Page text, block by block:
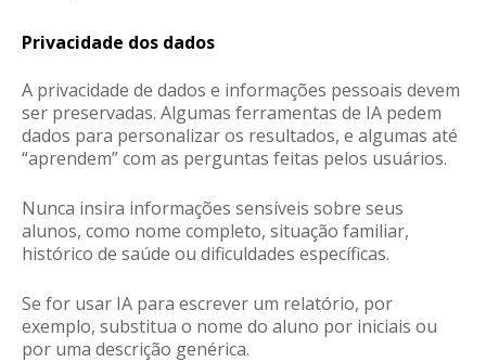
Privacidade dos dados
A privacidade de dados e informações pessoais devem
ser preservadas. Algumas ferramentas de IA pedem
dados para personalizar os resultados, e algumas até
“aprendem” com as perguntas feitas pelos usuários.
Nunca insira informações sensíveis sobre seus
alunos, como nome completo, situação familiar,
histórico de saúde ou dificuldades específicas.
Se for usar IA para escrever um relatório, por
exemplo, substitua o nome do aluno por iniciais ou
por uma descrição genérica.